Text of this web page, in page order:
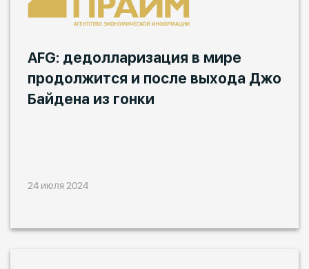
AFG: дедолларизация в мире
продолжится и после выхода Джо
Байдена из гонки
24 июля 2024